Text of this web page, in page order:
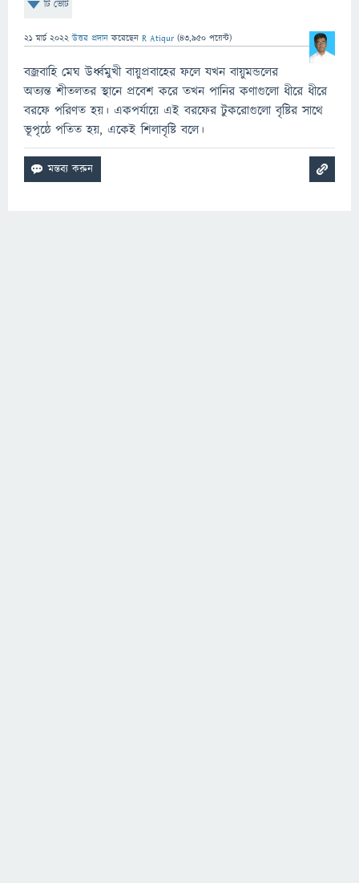
টি ভোট
21 মার্চ 2022 উত্তর প্রদান করেছেন R Atiqur (43,950 পয়েন্ট)
বজ্রবাহি মেঘ উর্ধ্বমুখী বায়ুপ্রবাহের ফলে যখন বায়ুমন্ডলের
অত্যন্ত শীতলতর স্থানে প্রবেশ করে তখন পানির কণাগুলো ধীরে ধীরে
বরফে পরিণত হয়। একপর্যায়ে এই বরফের টুকরোগুলো বৃষ্টির সাথে
ভূপৃষ্ঠে পতিত হয়, একেই শিলাবৃষ্টি বলে।